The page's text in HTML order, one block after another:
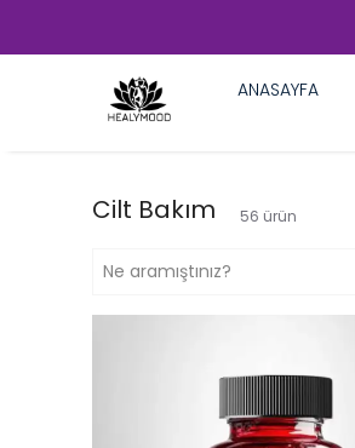
ANASAYFA
Cilt Bakım 56 ürün